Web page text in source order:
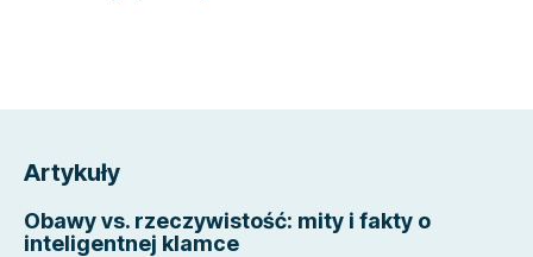
Artykuły
Obawy vs. rzeczywistość: mity i fakty o
inteligentnej klamce